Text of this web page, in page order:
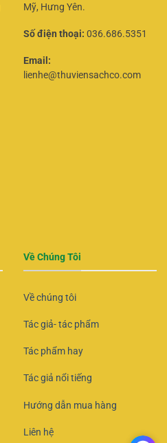
Mỹ, Hưng Yên.
Số điện thoại: 036.686.5351
Email:
lienhe@thuviensachco.com
Về Chúng Tôi
Về chúng tôi
Tác giả- tác phẩm
Tác phẩm hay
Tác giả nổi tiếng
Hướng dẫn mua hàng
Liên hệ